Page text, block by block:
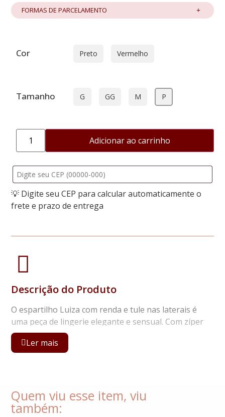
FORMAS DE PARCELAMENTO
Cor Preto Vermelho
Tamanho G GG M P
Adicionar ao carrinho
💡 Digite seu CEP para calcular automaticamente o
frete e prazo de entrega
Descrição do Produto
O espartilho Luiza com renda e tule nas laterais é
uma peça de lingerie elegante e sensual. Com zíper
frontal, proporciona facilidade para vestir e ajustar.
As meias e a cinta-liga adicionam um toque clássico e
Ler mais
Quem viu esse item, viu
também: